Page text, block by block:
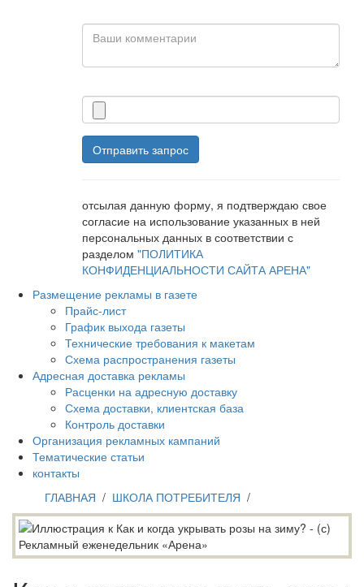
отсылая данную форму, я подтверждаю свое
согласие на использование указанных в ней
персональных данных в соответствии с
разделом "ПОЛИТИКА
КОНФИДЕНЦИАЛЬНОСТИ САЙТА АРЕНА"
Размещение рекламы в газете
Прайс-лист
График выхода газеты
Технические требования к макетам
Схема распространения газеты
Адресная доставка рекламы
Расценки на адресную доставку
Схема доставки, клиентская база
Контроль доставки
Организация рекламных кампаний
Тематические статьи
контакты
ГЛАВНАЯ / ШКОЛА ПОТРЕБИТЕЛЯ /